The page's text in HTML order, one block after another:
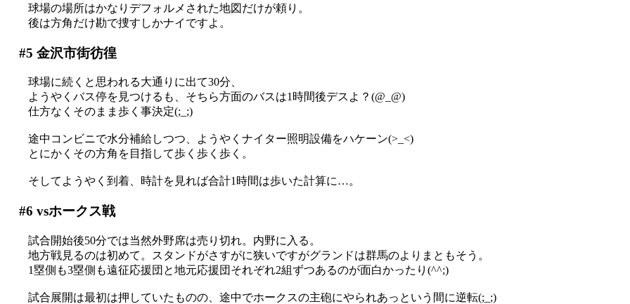
球場の場所はかなりデフォルメされた地図だけが頼り。
後は方角だけ勘で捜すしかナイですよ。
#5 金沢市街彷徨
球場に続くと思われる大通りに出て30分、
ようやくバス停を見つけるも、そちら方面のバスは1時間後デスよ？(@_@)
仕方なくそのまま歩く事決定(;_;)
途中コンビニで水分補給しつつ、ようやくナイター照明設備をハケーン(>_<)
とにかくその方角を目指して歩く歩く歩く。
そしてようやく到着、時計を見れば合計1時間は歩いた計算に…。
#6 vsホークス戦
試合開始後50分では当然外野席は売り切れ。内野に入る。
地方戦見るのは初めて。スタンドがさすがに狭いですがグランドは群馬のよりまともそう。
1塁側も3塁側も遠征応援団と地元応援団それぞれ2組ずつあるのが面白かったり(^^;)
試合展開は最初は押していたものの、途中でホークスの主砲にやられあっという間に逆転(;_;)